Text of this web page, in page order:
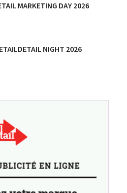
MARKETING DAY 2026
NIGHT 2026